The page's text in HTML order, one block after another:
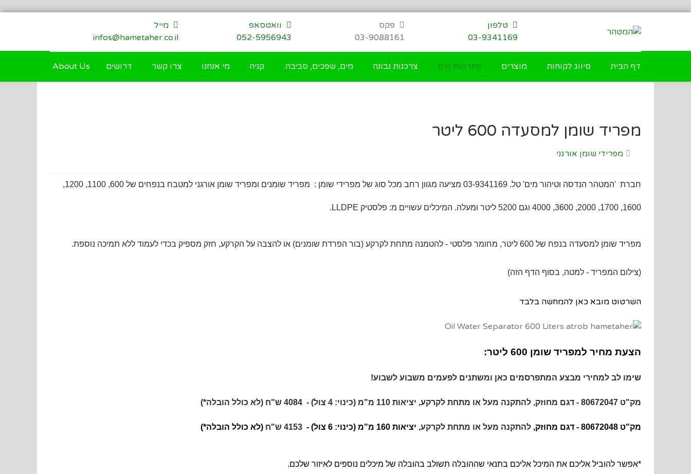
דילוג
טלפון
03-9341169
פקס
03-9088161
וואטסאפ
052-5956943
מייל
infos@hametaher.co.il
דף הבית סיווג לקוחות מוצרים פתרונות מים צרכנות נבונה מים, שפכים, סביבה. קניה מי אנחנו צרו קשר דרושים About Us
מפריד שומן למסעדה 600 ליטר
מפרידי שומן אורגני
חברת 'המטהר הנדסה וטיהור מים' טל. 03-9341169 מציעה מגוון רחב מכל סוג של מפרידי שומן : מפריד שומנים ומפריד שומן אורגני למטבח בנפחים של 600, 1100, 1200,
1600, 1700, 2000, 3600, 4000 וגם 5200 ליטר ומעלה. המיכלים עשויים מ: פלסטיק LLDPE.
מפריד שומן למסעדה בנפח של 600 ליטר, מחומר פלסטי - להטמנה מתחת לקרקע (בור הפרדת שומנים) או להצבה על הקרקע, חזק מספיק בכדי לעמוד ללא תמיכה נוספת.
(צילום המפריד - למטה, בסוף הדף הזה)
השרטוט מובא כאן להמחשה בלבד
הצעת מחיר למפריד שומן 600 ליטר:
שימו לב למחירי מבצע המתפרסמים כאן ומשתנים לפעמים משבוע לשבוע!
מק"ט 80672047 - דגם מחוזק, להתקנה מעל או מתחת לקרקע, יציאות 110 מ"מ (כינוי: 4 צול) - 4084 ש"ח (לא כולל הובלה*)
מק"ט 80672048 - דגם מחוזק, להתקנה מעל או מתחת לקרקע, יציאות 160 מ"מ (כינוי: 6 צול) - 4153 ש"ח (לא כולל הובלה*)
*אפשר להוביל אליכם את המיכל אליכם בתנאי שההובלה תשולב בהובלה של מיכלים נוספים לאיזור שלכם.